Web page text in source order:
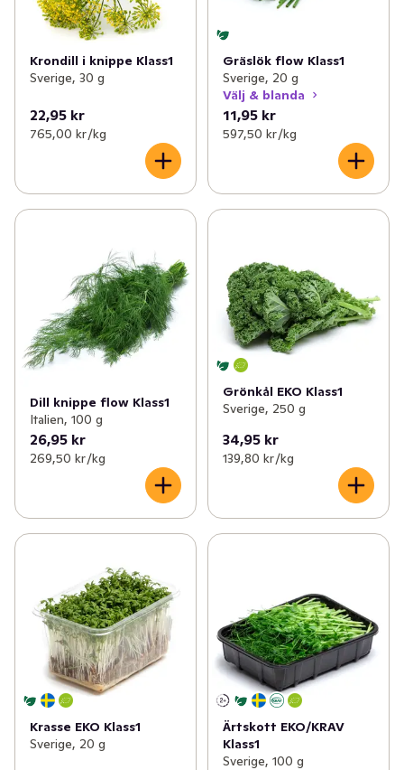
Krondill i knippe Klass1
Sverige, 30 g
22,95 kr
765,00 kr /kg
Gräslök flow Klass1
Sverige, 20 g
Välj & blanda
11,95 kr
597,50 kr /kg
Dill knippe flow Klass1
Italien, 100 g
26,95 kr
269,50 kr /kg
Grönkål EKO Klass1
Sverige, 250 g
34,95 kr
139,80 kr /kg
Krasse EKO Klass1
Sverige, 20 g
Ärtskott EKO/KRAV
Klass1
Sverige, 100 g